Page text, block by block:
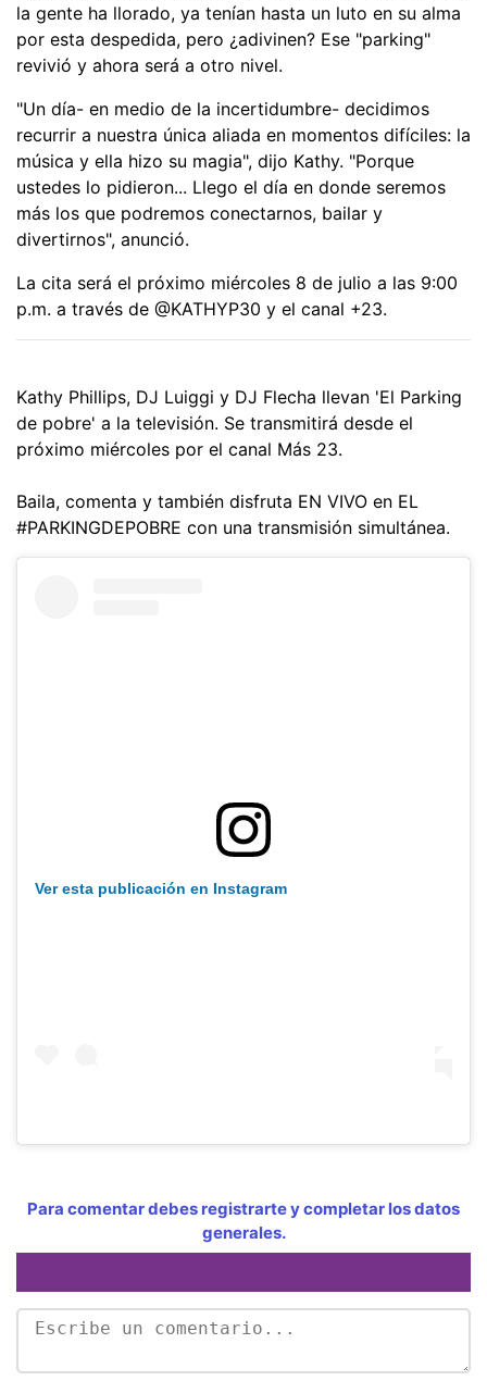
la gente ha llorado, ya tenían hasta un luto en su alma
por esta despedida, pero ¿adivinen? Ese "parking"
revivió y ahora será a otro nivel.
"Un día- en medio de la incertidumbre- decidimos
recurrir a nuestra única aliada en momentos difíciles: la
música y ella hizo su magia", dijo Kathy. "Porque
ustedes lo pidieron... Llego el día en donde seremos
más los que podremos conectarnos, bailar y
divertirnos", anunció.
La cita será el próximo miércoles 8 de julio a las 9:00
p.m. a través de @KATHYP30 y el canal +23.
Kathy Phillips, DJ Luiggi y DJ Flecha llevan 'El Parking
de pobre' a la televisión. Se transmitirá desde el
próximo miércoles por el canal Más 23.
Baila, comenta y también disfruta EN VIVO en EL
#PARKINGDEPOBRE con una transmisión simultánea.
Ver esta publicación en Instagram
Para comentar debes registrarte y completar los datos
generales.